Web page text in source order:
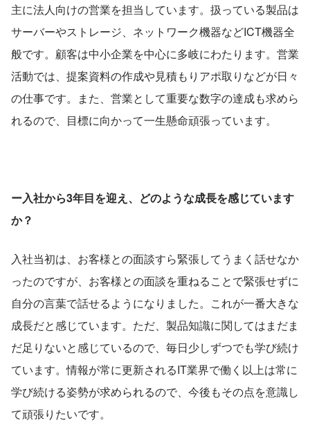
主に法人向けの営業を担当しています。扱っている製品は
サーバーやストレージ、ネットワーク機器などICT機器全
般です。顧客は中小企業を中心に多岐にわたります。営業
活動では、提案資料の作成や見積もりアポ取りなどが日々
の仕事です。また、営業として重要な数字の達成も求めら
れるので、目標に向かって一生懸命頑張っています。
ー入社から3年目を迎え、どのような成長を感じています
か？
入社当初は、お客様との面談すら緊張してうまく話せなか
ったのですが、お客様との面談を重ねることで緊張せずに
自分の言葉で話せるようになりました。これが一番大きな
成長だと感じています。ただ、製品知識に関してはまだま
だ足りないと感じているので、毎日少しずつでも学び続け
ています。情報が常に更新されるIT業界で働く以上は常に
学び続ける姿勢が求められるので、今後もその点を意識し
て頑張りたいです。